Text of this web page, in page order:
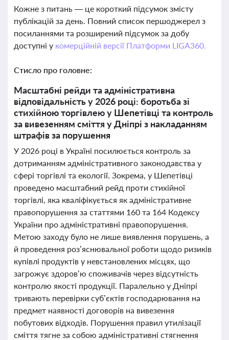
Кожне з питань — це короткий підсумок змісту
публікацій за день. Повний список першоджерел з
посиланнями та розширений підсумок за добу
доступні у комерційній версії Платформи LIGA360.
Стисло про головне:
Масштабні рейди та адміністративна
відповідальність у 2026 році: боротьба зі
стихійною торгівлею у Шепетівці та контроль
за вивезенням сміття у Дніпрі з накладанням
штрафів за порушення
У 2026 році в Україні посилюється контроль за
дотриманням адміністративного законодавства у
сфері торгівлі та екології. Зокрема, у Шепетівці
проведено масштабний рейд проти стихійної
торгівлі, яка кваліфікується як адміністративне
правопорушення за статтями 160 та 164 Кодексу
України про адміністративні правопорушення.
Метою заходу було не лише виявлення порушень, а
й проведення роз’яснювальної роботи щодо ризиків
купівлі продуктів у невстановлених місцях, що
загрожує здоров’ю споживачів через відсутність
контролю якості продукції. Паралельно у Дніпрі
тривають перевірки суб’єктів господарювання на
предмет наявності договорів на вивезення
побутових відходів. Порушення правил утилізації
сміття тягне за собою адміністративні стягнення